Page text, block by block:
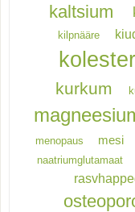
kaltsium
kilpnääre
kurkum
menopaus mesi
naatriumglutamaat